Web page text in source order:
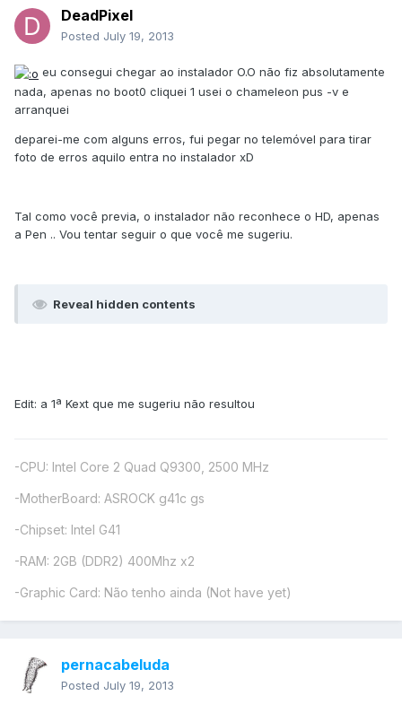
DeadPixel
Posted July 19, 2013
eu consegui chegar ao instalador O.O não fiz absolutamente
nada, apenas no boot0 cliquei 1 usei o chameleon pus -v e
arranquei
deparei-me com alguns erros, fui pegar no telemóvel para tirar
foto de erros aquilo entra no instalador xD
Tal como você previa, o instalador não reconhece o HD, apenas
a Pen .. Vou tentar seguir o que você me sugeriu.
Reveal hidden contents
Edit: a 1ª Kext que me sugeriu não resultou
-CPU: Intel Core 2 Quad Q9300, 2500 MHz
-MotherBoard: ASROCK g41c gs
-Chipset: Intel G41
-RAM: 2GB (DDR2) 400Mhz x2
-Graphic Card: Não tenho ainda (Not have yet)
pernacabeluda
Posted July 19, 2013